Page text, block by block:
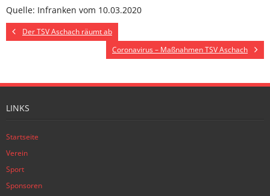
Quelle: Infranken vom 10.03.2020
Der TSV Aschach räumt ab
Coronavirus – Maßnahmen TSV Aschach
LINKS
Startseite
Verein
Sport
Sponsoren